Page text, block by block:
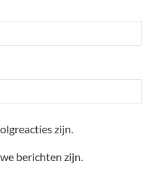
zijn.
berichten zijn.